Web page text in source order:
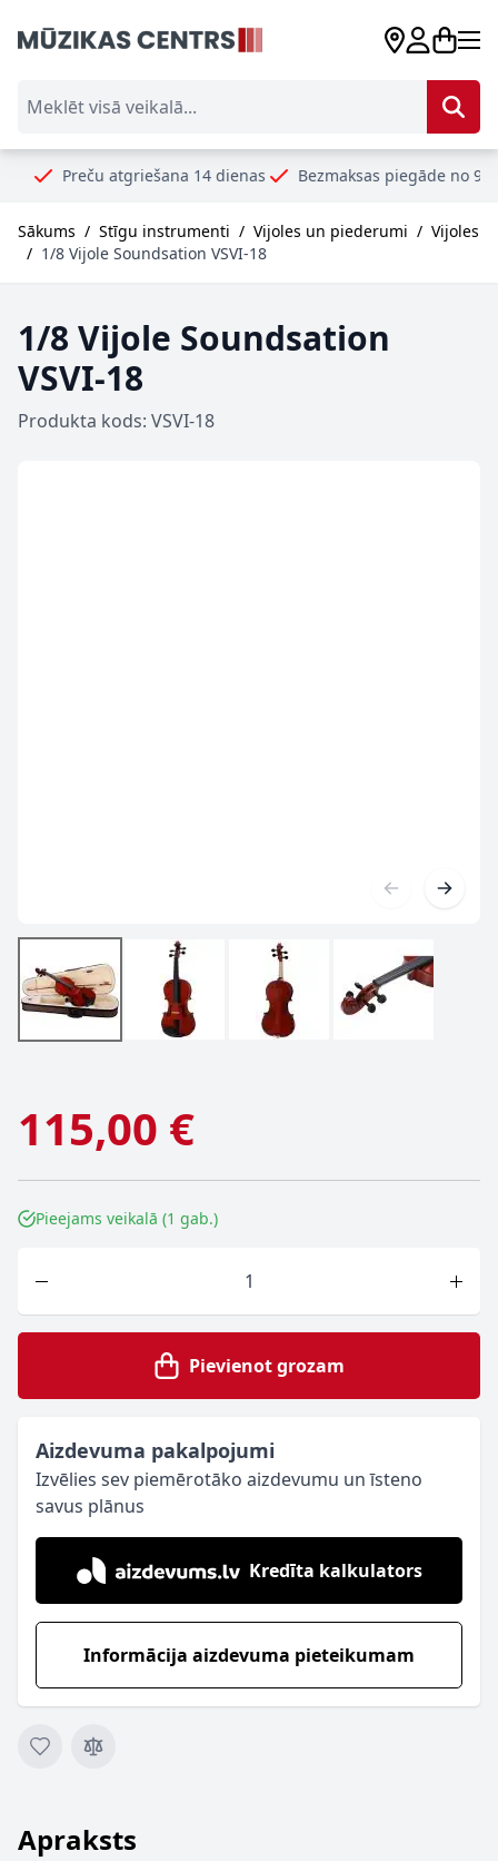
atgriešana 14 dienas Bezmaksas piegāde no 99€ Droši
Sākums / Stīgu instrumenti / Vijoles un piederumi / Vijoles
/ 1/8 Vijole Soundsation VSVI-18
1/8 Vijole Soundsation
VSVI-18
Produkta kods: VSVI-18
115,00 €
Pieejams veikalā (1 gab.)
Pievienot grozam
Aizdevuma pakalpojumi
Izvēlies sev piemērotāko aizdevumu un īsteno
savus plānus
Kredīta kalkulators
Informācija aizdevuma pieteikumam
Apraksts